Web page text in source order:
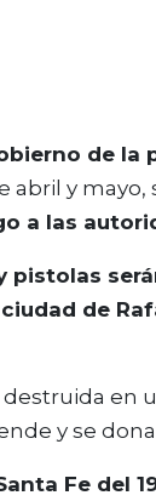
de la
abril y mayo,
a las
pistolas
de
Fe del